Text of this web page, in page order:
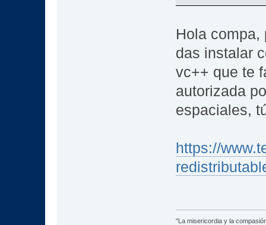
Hola compa,
das instalar
vc++ que te
autorizada
espaciales,
https://
"La misericordia y la